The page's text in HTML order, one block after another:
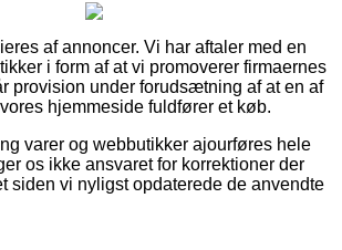
af annoncer. Vi har aftaler med en
i form af at vi promoverer firmaernes
provision under forudsætning af at en af
hjemmeside fuldfører et køb.
varer og webbutikker ajourføres hele
os ikke ansvaret for korrektioner der
siden vi nyligst opdaterede de anvendte